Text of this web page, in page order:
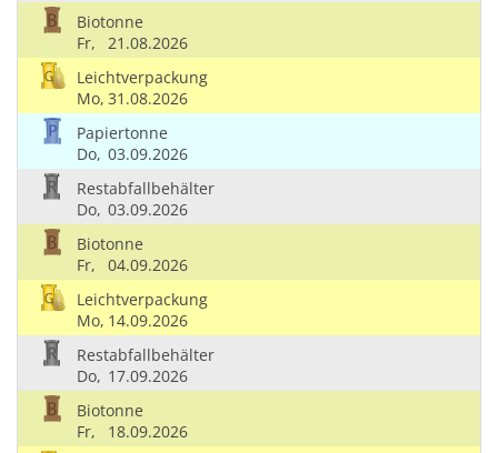
Biotonne
Fr,
21.08.2026
Leichtverpackung
Mo, 31.08.2026
Papiertonne
Do, 03.09.2026
Restabfallbehälter
Do, 03.09.2026
Biotonne
Fr,
04.09.2026
Leichtverpackung
Mo, 14.09.2026
Restabfallbehälter
Do, 17.09.2026
Biotonne
Fr,
18.09.2026